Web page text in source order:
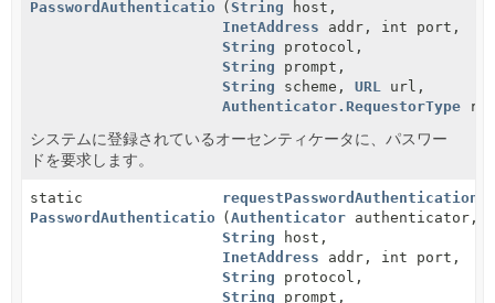
PasswordAuthentication (String host,
InetAddress addr, int port,
String protocol,
String prompt,
String scheme,URL
url,
Authenticator.RequestorType
システムに登録されているオーセンティケータに、パスワー
ドを要求します。
static
PasswordAuthentication
requestPasswordAuthentication
(Authenticator authenticator,
String host,
InetAddress addr, int port,
String protocol,
String prompt,